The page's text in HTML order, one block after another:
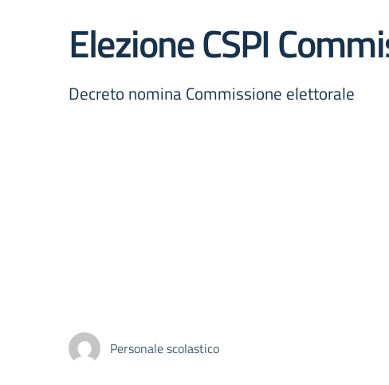
Elezione CSPI
Decreto nomina Commissione elettorale
Personale scolastico